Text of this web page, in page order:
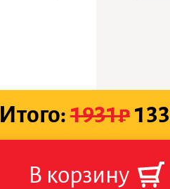
Итого:1931₽
В корзину